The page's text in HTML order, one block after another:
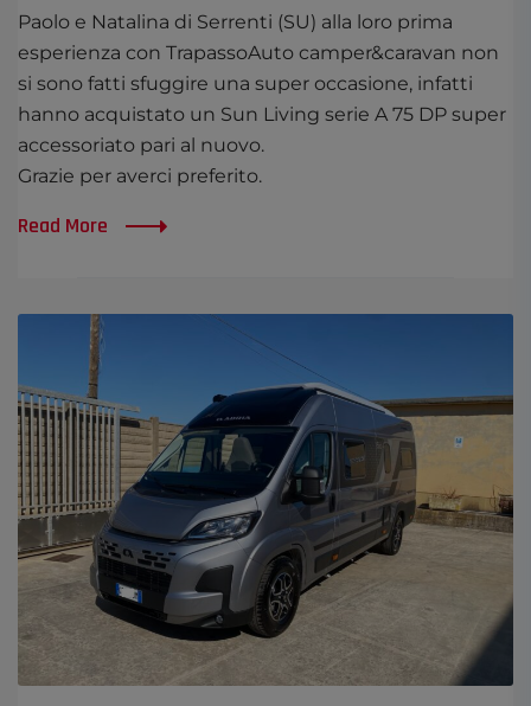
Paolo e Natalina di Serrenti (SU) alla loro prima
esperienza con TrapassoAuto camper&caravan non
si sono fatti sfuggire una super occasione, infatti
hanno acquistato un Sun Living serie A 75 DP super
accessoriato pari al nuovo.
Grazie per averci preferito.
Read More